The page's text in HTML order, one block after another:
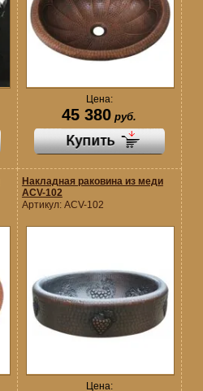
Цена:
45 380 руб.
Накладная раковина из меди
ACV-102
Артикул: ACV-102
Цена: